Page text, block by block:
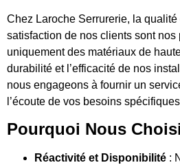
Chez Laroche Serrurerie, la qualité
satisfaction de nos clients sont
uniquement des matériaux de
durabilité et l’efficacité de nos
nous engageons à fournir un
l’écoute de vos besoins
Pourquoi Nous
Réactivité et Disponibilité :